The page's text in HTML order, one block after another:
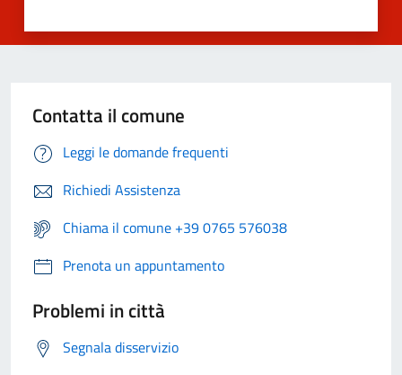
Contatta il comune
Leggi le domande frequenti
Richiedi Assistenza
Chiama il comune +39 0765 576038
Prenota un appuntamento
Problemi in città
Segnala disservizio